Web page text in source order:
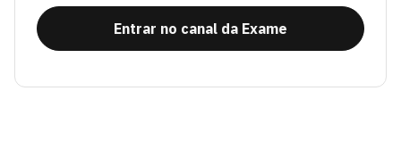
Entrar no canal da Exame